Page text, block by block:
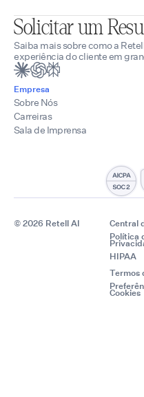
Solicitar um
Saiba mais sobre como a
experiência do cliente em
Empresa
Sobre Nós
Carreiras
Sala de Imprensa
© 2026 Retell AI
Central
Política
HIPAA
Termos
Cookies